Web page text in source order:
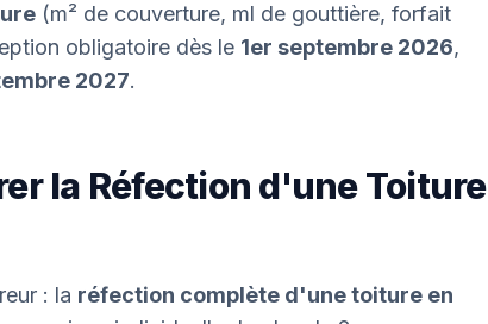
(m² de couverture, ml de gouttière, forfait
obligatoire dès le 1er septembre 2026,
2027.
la Réfection d'une Toiture
: la réfection complète d'une toiture en